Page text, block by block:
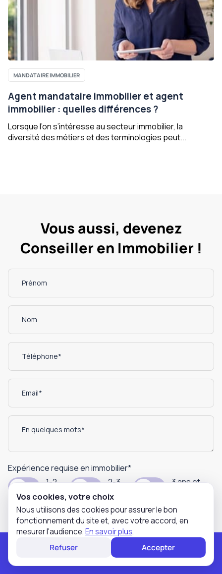
MANDATAIRE IMMOBILIER
Agent mandataire immobilier et agent
immobilier : quelles différences ?
Lorsque l’on s’intéresse au secteur immobilier, la
diversité des métiers et des terminologies peut...
Vous aussi, devenez
Conseiller en Immobilier !
Expérience requise en immobilier*
1-2
ans
2-3
ans
3 ans et
Rendez-vous personnalisé et gratuit pour devenir
mandataire solution.immo
Vos cookies, votre choix
Nous utilisons des cookies pour assurer le bon
fonctionnement du site et, avec votre accord, en
mesurer l'audience.En savoir plus.
Refuser
Accepter